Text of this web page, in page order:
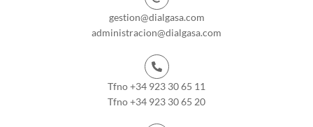
gestion@dialgasa.com
administracion@dialgasa.com
Tfno +34 923 30 65 11
Tfno +34 923 30 65 20